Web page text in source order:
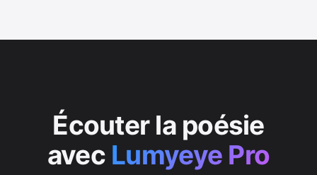
Écouter la poésie
avec Lumyeye Pro